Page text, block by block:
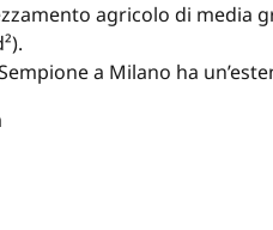
agricolo di media
a Milano ha